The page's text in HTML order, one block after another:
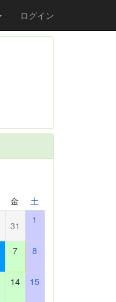
ログイン
金 土
31 1
7 8
14 15